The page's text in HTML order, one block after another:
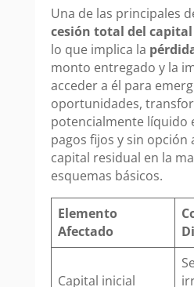
Una de las principales
cesión total del capital
lo que implica la
monto entregado y la
acceder a él para
oportunidades,
potencialmente líquido
pagos fijos y sin opción
capital residual en la
esquemas básicos.
Elemento
Afectado
Capital inicial